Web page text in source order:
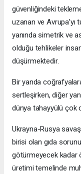
güvenliğindeki
uzanan ve
yanında simetrik ve
olduğu tehlikeler
düşürmektedir.
Bir yanda
sertleşirken, diğer
dünya tahayyülü çok
Ukrayna-Rusya
birisi olan gıda
götürmeyecek kadar
üretimi temelinde